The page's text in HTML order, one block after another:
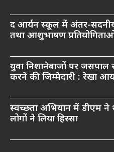
द आर्यन स्कूल में अंतर-सदनीय
तथा आशुभाषण
युवा निशानेबाजों पर
करने की जिम्मेदारी : रेखा
स्वच्छता अभियान में डीएम
लोगों ने लिया हिस्सा